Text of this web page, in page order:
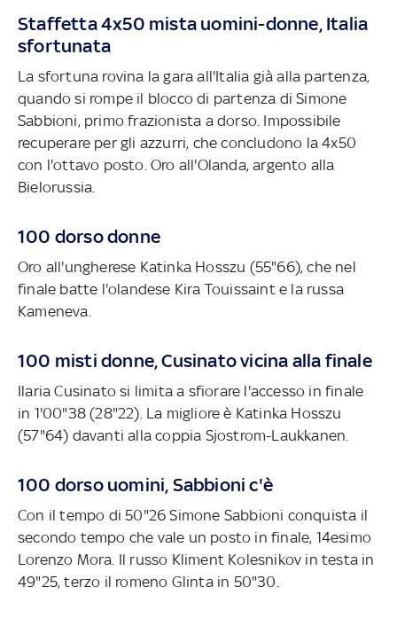
Staffetta 4x50 mista uomini-donne, Italia
sfortunata
La sfortuna rovina la gara all'Italia già alla partenza,
quando si rompe il blocco di partenza di Simone
Sabbioni, primo frazionista a dorso. Impossibile
recuperare per gli azzurri, che concludono la 4x50
con l'ottavo posto. Oro all'Olanda, argento alla
Bielorussia.
100 dorsodonne
Oro all'ungherese Katinka Hosszu (55"66), che nel
finale batte l'olandese Kira Touissaint e la russa
Kameneva.
100 misti donne, Cusinato vicina alla finale
Ilaria Cusinato si limita a sfiorare l'accesso in finale
in 1'00"38 (28"22). La migliore è Katinka Hosszu
(57"64) davanti alla coppia Sjostrom-Laukkanen.
100 dorso uomini, Sabbioni c'è
Con il tempo di 50"26 Simone Sabbioni conquista il
secondo tempo che vale un posto in finale, 14esimo
Lorenzo Mora. Il russo Kliment Kolesnikov in testa in
49"25, terzo il romeno Glinta in 50"30.